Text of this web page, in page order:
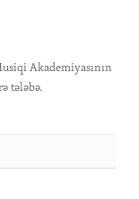
Akademiyasının
tələbə.